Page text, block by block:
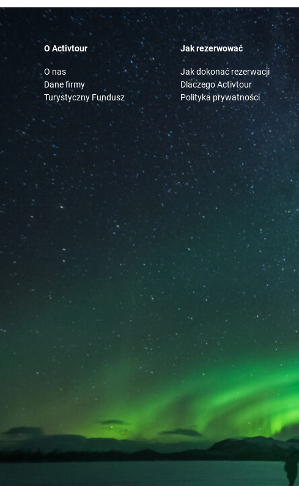
O Activtour
O nas
Dane firmy
Turystyczny Fundusz
Jak rezerwować
Jak dokonać rezerwacji
Dlaczego Activtour
Polityka prywatności